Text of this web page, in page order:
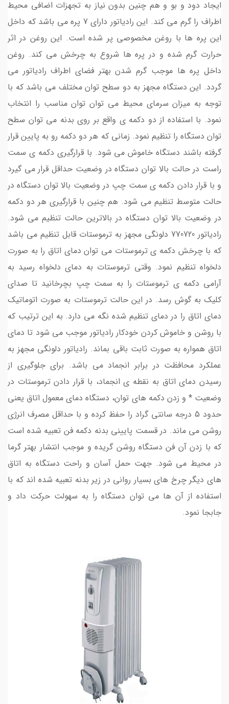
ایجاد دود و بو و هم چنین بدون نیاز به تجهزات اضافی محیط
اطراف را گرم می کند. این رادیاتور دارای 7 پره می باشد که داخل
این پره ها با روغن مخصوصی پر شده است. این روغن در اثر
حرارت گرم شده و در پره ها شروع به چرخش می کند. روغن
داخل پره ها موجب گرم شدن بهتر فضای اطراف رادیاتور می
گردد. این دستگاه مجهز به دو سطح توان مختلف می باشد که با
توجه به میزان سرمای محیط می توان توان مناسب را انتخاب
نمود. با استفاده از دو دکمه ی واقع بر روی بدنه می توان سطح
توان دستگاه را تنظیم نمود. زمانی که هر دو دکمه رو به پایین قرار
گرفته باشند دستگاه خاموش می شود. با قرارگیری دکمه ی سمت
راست در حالت بالا توان دستگاه در وضعیت حداقل قرار می گیرد
و با قرار دادن دکمه ی سمت چپ در وضعیت بالا توان دستگاه در
حالت متوسط تنظیم می شود. هم چنین با قرارگیری هر دو دکمه
در وضعیت بالا توان دستگاه در بالاترین حالت تنظیم می شود.
رادیاتور 770720 دلونگی مجهز به ترموستات قابل تنظیم می باشد
که با چرخش دکمه ی ترموستات می توان دمای اتاق را به صورت
دلخواه تنظیم نمود. وقتی ترموستات به دمای دلخواه رسید به
آرامی دکمه ی ترموستات را به سمت چپ بچرخانید تا صدای
کلیک به گوش رسد. در این حالت ترموستات به صورت اتوماتیک
دمای اتاق را در دمای تنظیم شده نگه می دارد. به این ترتیب که
با روشن و خاموش کردن خودکار رادیاتور موجب می شود تا دمای
اتاق همواره به صورت ثابت باقی بماند. رادیاتور دلونگی مجهز به
عملکرد محافظت در برابر انجماد می باشد. برای جلوگیری از
رسیدن دمای اتاق به نقطه ی انجماد، با قرار دادن ترموستات در
وضعیت * و زدن دکمه های توان، دستگاه دمای معمول اتاق یعنی
حدود 5 درجه سانتی گراد را حفظ کرده و با حداقل مصرف انرژی
روشن می ماند. در قسمت پایینی بدنه دکمه فن تعبیه شده است
که با زدن آن فن دستگاه روشن گریده و موجب انتشار بهتر گرما
در محیط می شود. جهت حمل آسان و راحت دستگاه به اتاق
های دیگر چرخ های بسیار روانی در زیر بدنه تعبیه شده اند که با
استفاده از آن ها می توان دستگاه را به سهولت حرکت داد و
جابجا نمود.